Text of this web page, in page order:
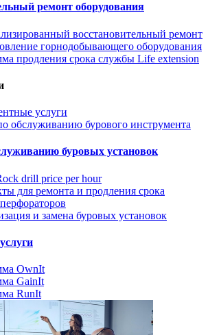
ремонт оборудования
восстановительный ремонт
горнодобывающего оборудования
продления срока службы Life extension
услуги
обслуживанию бурового инструмента
буровых установок
drill price per hour
для ремонта и продления срока
и замена буровых установок
OwnIt
GainIt
RunIt